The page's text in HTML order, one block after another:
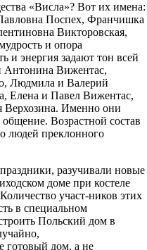
«Висла»? Вот их имена:
Поспех, Франчишка
Викторовская,
и опора
и энергия задают тон всей
Антонина Вижентас,
Людмила и Валерий
Елена и Павел Вижентас,
Именно они
Возрастной состав
людей преклонного
разучивали новые
доме при костеле
участ-ников этих
в специальном
Польский дом в
готовый дом, а не